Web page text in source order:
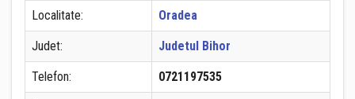
Localitate: Oradea
Judet: Judetul Bihor
Telefon: 0721197535